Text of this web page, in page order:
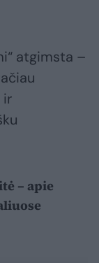
atgimsta –
ir
– apie